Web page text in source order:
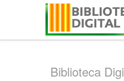
Biblioteca